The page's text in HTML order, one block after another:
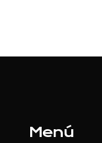
Menú